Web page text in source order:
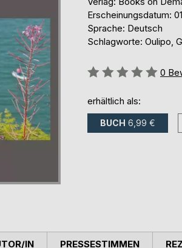
Erscheinungsdatum:
Sprache: Deutsch
Schlagworte: Oulipo,
Bewertung::
0
erhältlich als:
BUCH 6,99 €
IN PRESSESTIMMEN